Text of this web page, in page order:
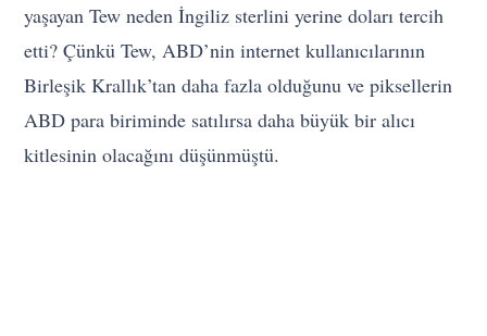
yaşayan Tew neden İngiliz sterlini yerine doları tercih
etti? Çünkü Tew, ABD’nin internet kullanıcılarının
Birleşik Krallık’tan daha fazla olduğunu ve piksellerin
ABD para biriminde satılırsa daha büyük bir alıcı
kitlesinin olacağını düşünmüştü.